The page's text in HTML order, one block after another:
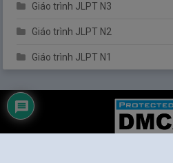
Giáo trình JLPT N3
Giáo trình JLPT N2
Giáo trình JLPT N1